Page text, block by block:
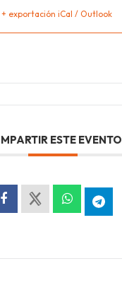
+ exportación iCal / Outlook
ESTE EVENTO